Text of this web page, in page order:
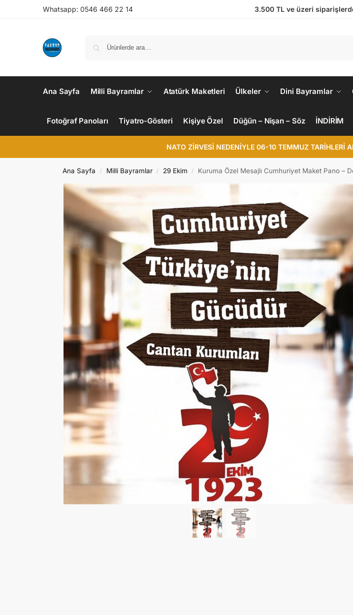
Whatsapp: 0546 466 22 14 3.500 TL ve üzeri
Ana Sayfa Milli Bayramlar Atatürk Maketleri Ülkeler Dini Bayramlar
Fotoğraf Panoları Tiyatro-Gösteri Kişiye Özel Düğün – Nişan – Söz İNDİRİM
NATO ZİRVESİ NEDENİYLE 06-10 TEMMUZ TARİHLERİ
Ana Sayfa / Milli Bayramlar / 29 Ekim / Kuruma Özel Mesajlı Cumhuriyet Maket Pano –